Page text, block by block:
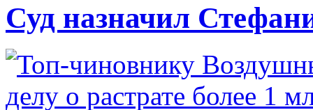
Суд назначил